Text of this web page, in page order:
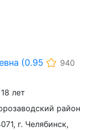
(0.95
940
лет
район
г. Челябинск,